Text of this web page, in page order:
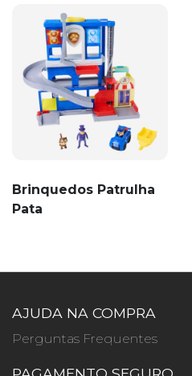
Brinquedos Patrulha
Pata
AJUDA NA COMPRA
Perguntas Frequentes